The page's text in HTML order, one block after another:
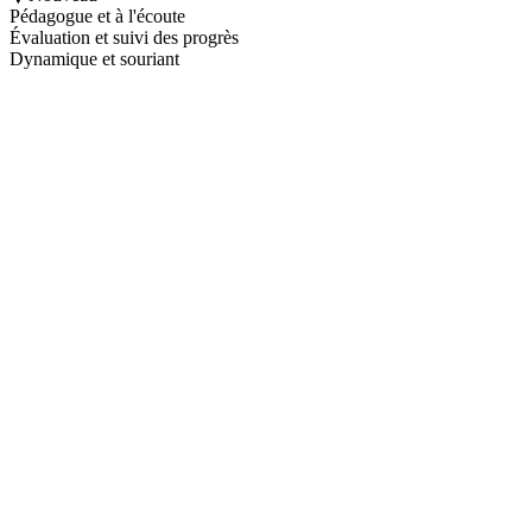
Pédagogue et à l'écoute
Évaluation et suivi des progrès
Dynamique et souriant